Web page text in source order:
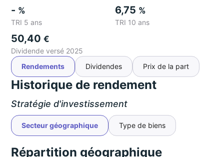
- %
TRI 5 ans
6,75 %
TRI 10 ans
50,40€
Dividende versé 2025
Rendements
Dividendes Prix de la part
Historique de rendement
Stratégie d'investissement
Secteur géographique Type de biens
Répartition géographique